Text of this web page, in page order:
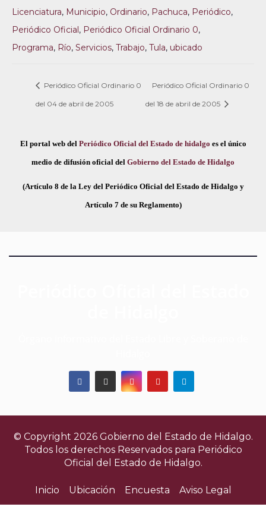
Licenciatura, Municipio, Ordinario, Pachuca, Periódico,
Periódico Oficial, Periódico Oficial Ordinario 0,
Programa, Río, Servicios, Trabajo, Tula, ubicado
Periódico Oficial Ordinario 0
del 04 de abril de 2005
Periódico Oficial Ordinario 0
del 18 de abril de 2005
El portal web del Periódico Oficial del Estado de hidalgo es el único
medio de difusión oficial del Gobierno del Estado de Hidalgo
(Artículo 8 de la Ley del Periódico Oficial del Estado de Hidalgo y
Artículo 7 de su Reglamento)
© Copyright 2026 Gobierno del Estado de Hidalgo.
Todos los derechos Reservados para Periódico
Oficial del Estado de Hidalgo.
Inicio Ubicación Encuesta Aviso Legal